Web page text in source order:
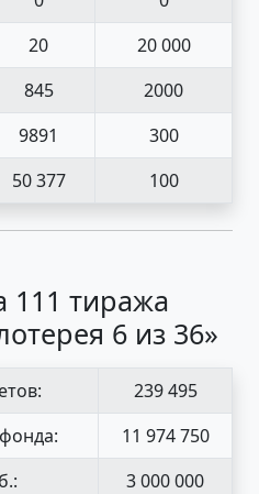
20
20 000
845
2000
9891
300
50 377 100
111 тиража
6 из 36»
239 495
11 974 750
3 000 000